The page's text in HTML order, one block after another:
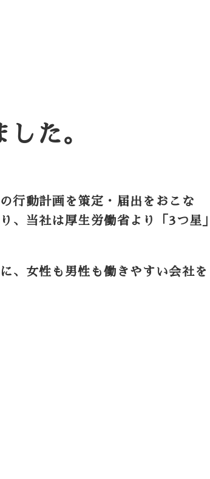
た。
行動計画を策定・届出をおこな
、当社は厚生労働省より「3つ星」
、女性も男性も働きやすい会社を